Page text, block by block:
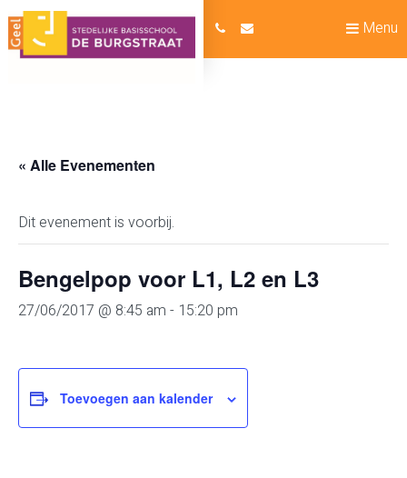
Menu
« Alle Evenementen
Dit evenement is voorbij.
Bengelpop voor L1, L2 en L3
27/06/2017 @ 8:45 am - 15:20 pm
Toevoegen aan kalender